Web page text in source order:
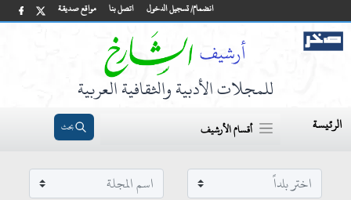
مواقع صديقة اتصل بنا انضمام/ تسجيل الدخول
للمجلات الأدبية والثقافية العربية
الرئيسة أقسام الأرشيف بحث